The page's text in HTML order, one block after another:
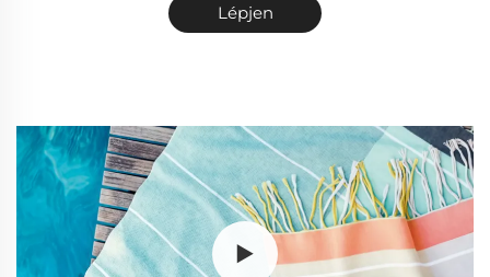
Lépjen